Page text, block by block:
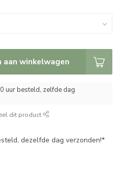
aan winkelwagen
uur besteld, zelfde dag
dit product
dezelfde dag verzonden!*